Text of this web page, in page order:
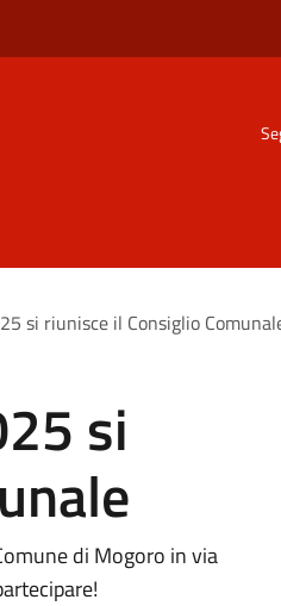
si riunisce il Consiglio
si
di Mogoro in via